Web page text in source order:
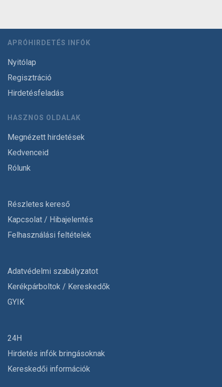
APRÓHIRDETÉS INFÓK
Nyitólap
Regisztráció
Hirdetésfeladás
HASZNOS OLDALAK
Megnézett hirdetések
Kedvenceid
Rólunk
Részletes kereső
Kapcsolat / Hibajelentés
Felhasználási feltételek
Adatvédelmi szabályzatot
Kerékpárboltok / Kereskedők
GYIK
24H
Hirdetés infók bringásoknak
Kereskedői információk